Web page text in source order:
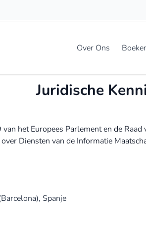
Over Ons
Juridische
het Europees Parlement en de
Diensten van de Informatie
Spanje